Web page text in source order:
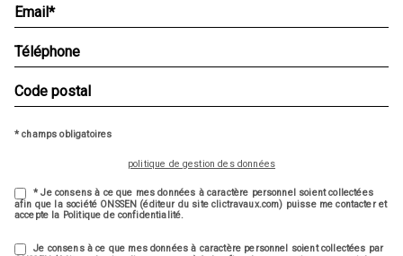
* champs obligatoires
politique de gestion des données
* Je consens à ce que mes données à caractère personnel soient collectées
afin que la société ONSSEN (éditeur du site clictravaux.com) puisse me contacter et
accepte la Politique de confidentialité.
Je consens à ce que mes données à caractère personnel soient collectées par